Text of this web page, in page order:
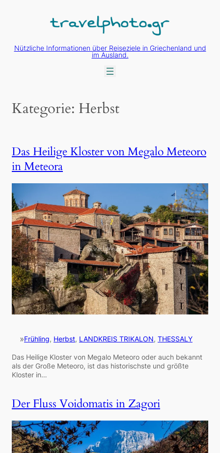
Nützliche Informationen über Reiseziele in Griechenland und
im Ausland.
Kategorie: Herbst
Das Heilige Kloster von Megalo Meteoro
in Meteora
»Frühling, Herbst, LANDKREIS TRIKALON, THESSALY
Das Heilige Kloster von Megalo Meteoro oder auch bekannt
als der Große Meteoro, ist das historischste und größte
Kloster in…
Der Fluss Voidomatis in Zagori